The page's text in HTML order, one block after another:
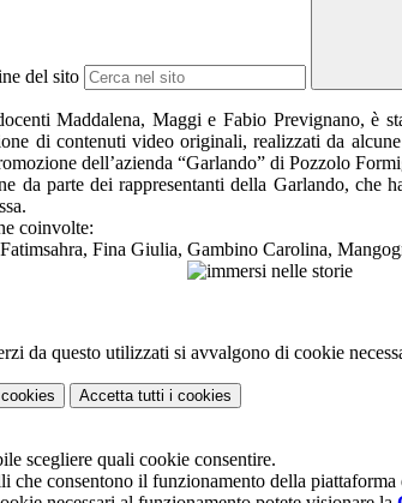
del sito
Maddalena, Maggi e Fabio Prevignano, è
di contenuti video originali, realizzati da
dell’azienda “Garlando” di Pozzolo
da parte dei rappresentanti della Garlando,
coinvolte:
Fina Giulia, Gambino Carolina,
da questo utilizzati si avvalgono di cookie
Accetta tutti i cookies
scegliere quali cookie consentire.
che consentono il funzionamento della